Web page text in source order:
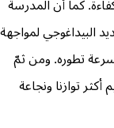
كما أن المدرسة
البيداغوجي لمواجهة
تطوره. ومن ثمّ
توازنا ونجاعة